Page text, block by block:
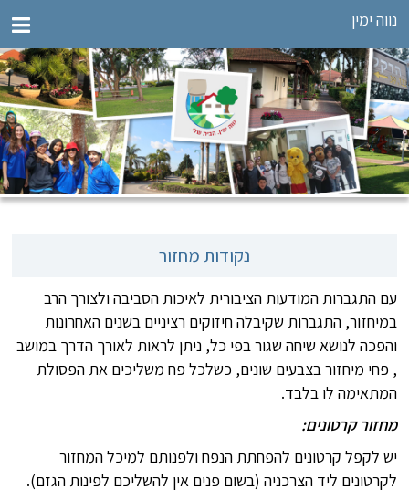
נווה ימין
נקודות מחזור
עם התגברות המודעות הציבורית לאיכות הסביבה ולצורך הרב
במיחזור, התגברות שקיבלה חיזוקים רציניים בשנים האחרונות
והפכה לנושא שיחה שגור בפי כל, ניתן לראות לאורך הדרך במושב
, פחי מיחזור בצבעים שונים, כשלכל פח משליכים את הפסולת
המתאימה לו בלבד.
מחזור קרטונים:
יש לקפל קרטונים להפחתת הנפח ולפנותם למיכל המחזור
לקרטונים ליד הצרכניה (בשום פנים אין להשליכם לפינות הגזם).